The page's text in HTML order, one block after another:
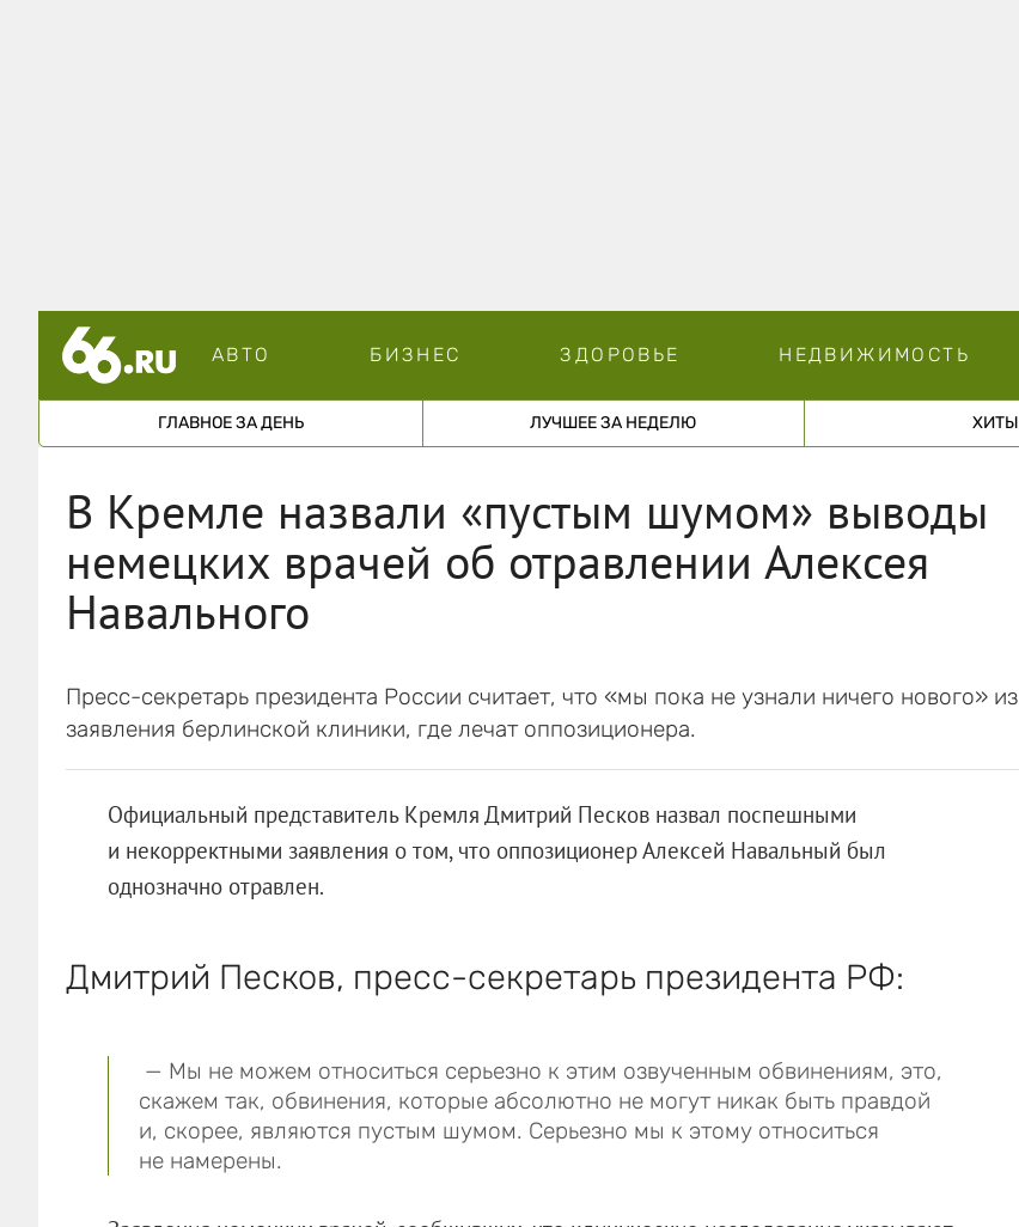
АВТО БИЗНЕС ЗДОРОВЬЕ НЕДВИЖИМОСТЬ
ГЛАВНОЕ ЗА ДЕНЬ ЛУЧШЕЕ ЗА НЕДЕЛЮ ХИТЫ
В Кремле назвали «пустым шумом» выводы
немецких врачей об отравлении Алексея
Навального
Пресс-секретарь президента России считает, что «мы пока не узнали ничего нового» из
заявления берлинской клиники, где лечат оппозиционера.
Официальный представитель Кремля Дмитрий Песков назвал поспешными
и некорректными заявления о том, что оппозиционер Алексей Навальный был
однозначно отравлен.
Дмитрий Песков, пресс-секретарь президента РФ:
— Мы не можем относиться серьезно к этим озвученным обвинениям, это,
скажем так, обвинения, которые абсолютно не могут никак быть правдой
и, скорее, являются пустым шумом. Серьезно мы к этому относиться
не намерены.